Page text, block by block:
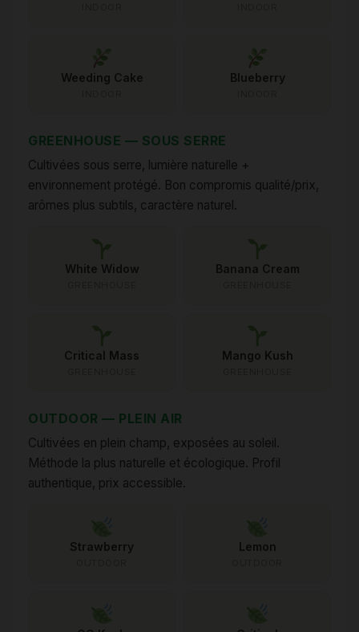
Weeding Cake Blueberry
GREENHOUSE — SOUS SERRE
Cultivées sous serre, lumière naturelle +
environnement protégé. Bon compromis qualité/prix,
arômes plus subtils, caractère naturel.
White Widow Banana Cream
Critical Mass Mango Kush
OUTDOOR — PLEIN AIR
Cultivées en plein champ, exposées au soleil.
Méthode la plus naturelle et écologique. Profil
authentique, prix accessible.
Strawberry Lemon